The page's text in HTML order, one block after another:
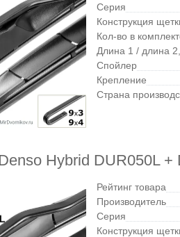
Серия
Конструкция
Кол-во в
Длина 1 / длина
Спойлер
Крепление
Страна
Hybrid DUR050L +
Рейтинг товара
Производитель
Серия
Конструкция